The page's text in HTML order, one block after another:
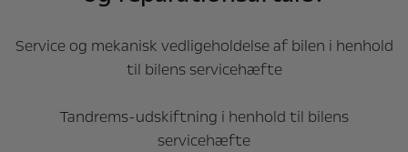
Service og mekanisk vedligeholdelse af bilen i henhold
til bilens servicehæfte
Tandrems-udskiftning i henhold til bilens
servicehæfte